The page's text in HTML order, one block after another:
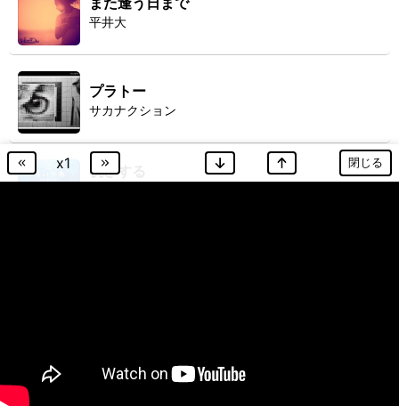
平井大
プラトー
サカナクション
机さする
ハチワレ
「映画ちいかわ 人魚の島のひみつ」主題歌
x1 閉じる